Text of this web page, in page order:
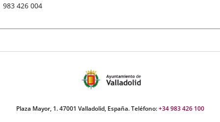
Fax
983 426 004
Plaza Mayor, 1. 47001 Valladolid, España. Teléfono:+34 983 426 100